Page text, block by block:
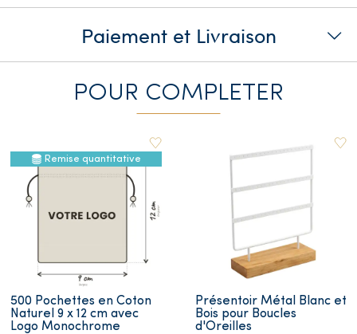
Paiement et Livraison
POUR COMPLETER
Remise quantitative
500 Pochettes en Coton
Naturel 9 x 12 cm avec
Logo Monochrome
Présentoir Métal Blanc et
Bois pour Boucles
d'Oreilles